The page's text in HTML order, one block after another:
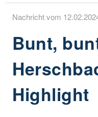
Nachricht vom
Bunt,
Highlight